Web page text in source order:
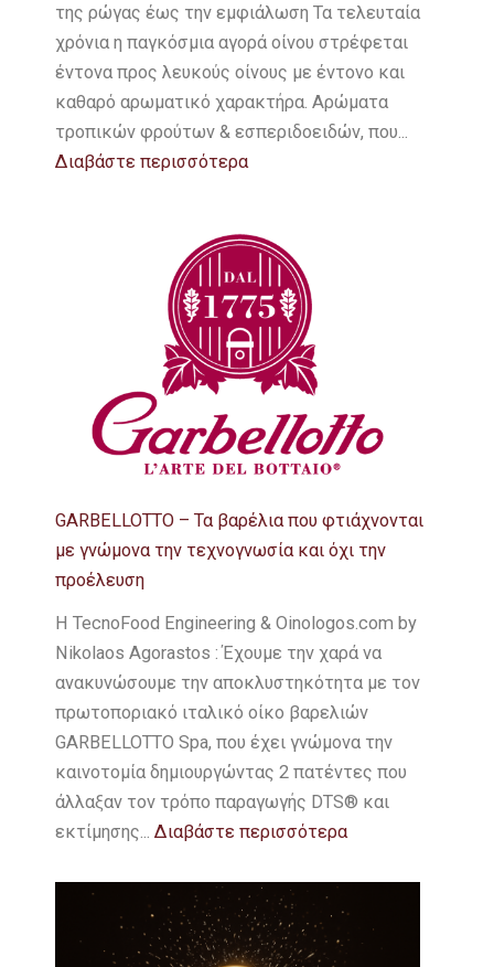
της ρώγας έως την εμφιάλωση Τα τελευταία
χρόνια η παγκόσμια αγορά οίνου στρέφεται
έντονα προς λευκούς οίνους με έντονο και
καθαρό αρωματικό χαρακτήρα. Αρώματα
τροπικών φρούτων & εσπεριδοειδών, που...
Διαβάστε περισσότερα
GARBELLOTTO – Τα βαρέλια που φτιάχνονται
με γνώμονα την τεχνογνωσία και όχι την
προέλευση
Η TecnoFood Engineering & Oinologos.com by
Nikolaos Agorastos : Έχoυμε την χαρά να
ανακυνώσουμε την αποκλυστηκότητα με τον
πρωτοποριακό ιταλικό οίκο βαρελιών
GARBELLOTTO Spa, που έχει γνώμονα την
καινοτομία δημιουργώντας 2 πατέντες που
άλλαξαν τον τρόπο παραγωγής DTS® και
εκτίμησης... Διαβάστε περισσότερα